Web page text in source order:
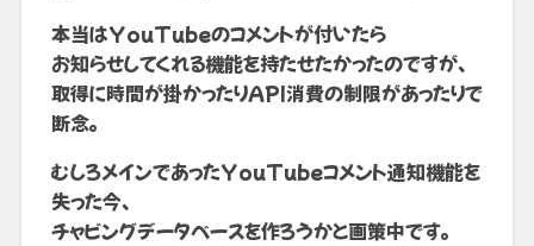
本当はYouTubeのコメントが付いたら
お知らせしてくれる機能を持たせたかったのですが、
取得に時間が掛かったりAPI消費の制限があったりで
断念。
むしろメインであったYouTubeコメント通知機能を
失った今、
チャビングデータベースを作ろうかと画策中です。